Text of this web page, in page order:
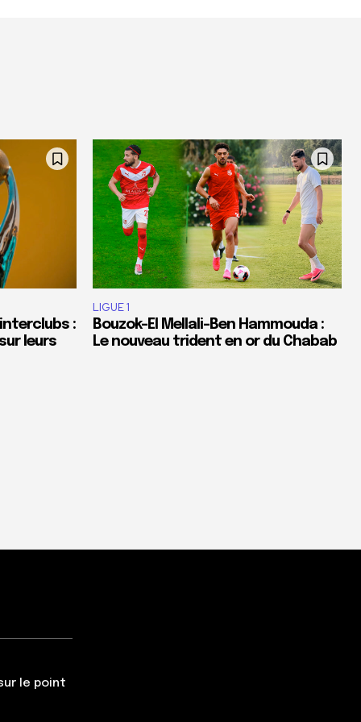
:
leurs
LIGUE 1
Bouzok-El Mellali-Ben Hammouda :
Le nouveau trident en or du Chabab
le point